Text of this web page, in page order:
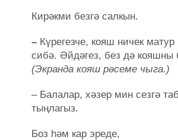
Кирәкми безгә салкын.
– Күрегезче, кояш ничек
сибә. Әйдәгез, без дә кояшны
(Экранда кояш рәсеме чыга.)
– Балалар, хәзер мин сезгә
тыңлагыз.
Боз һәм кар эреде,